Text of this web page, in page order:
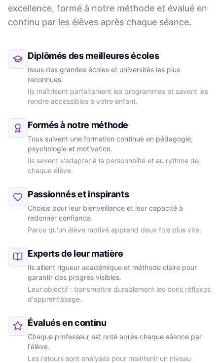
excellence, formé à notre méthode et évalué en
continu par les élèves après chaque séance.
Diplômés des meilleures écoles
Issus des grandes écoles et universités les plus
reconnues.
Ils maîtrisent parfaitement les programmes et savent les
rendre accessibles à votre enfant.
Formés à notre méthode
Tous suivent une formation continue en pédagogie,
psychologie et motivation.
Ils savent s'adapter à la personnalité et au rythme de
chaque élève.
Passionnés et inspirants
Choisis pour leur bienveillance et leur capacité à
redonner confiance.
Parce qu'un élève motivé apprend deux fois plus vite.
Experts de leur matière
Ils allient rigueur académique et méthode claire pour
garantir des progrès visibles.
Leur objectif : transmettre durablement les bons réflexes
d'apprentissage.
Évalués en continu
Chaque professeur est noté après chaque séance par
l'élève.
Les retours sont analysés pour maintenir un niveau